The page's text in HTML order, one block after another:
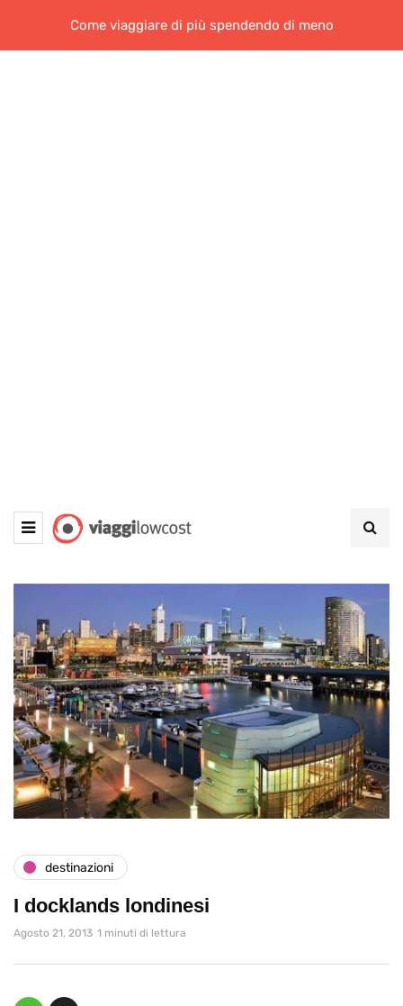
Come viaggiare di più spendendo di meno
destinazioni
I docklands londinesi
Agosto 21, 2013 1 minuti di lettura